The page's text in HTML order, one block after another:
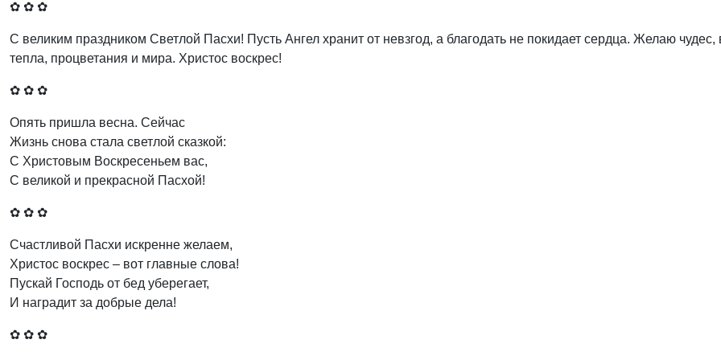
✿ ✿ ✿
С великим праздником Светлой Пасхи! Пусть Ангел хранит от невзгод, а благодать не покидает сердца. Желаю чудес,
тепла, процветания и мира. Христос воскрес!
✿ ✿ ✿
Опять пришла весна. Сейчас
Жизнь снова стала светлой сказкой:
С Христовым Воскресеньем вас,
С великой и прекрасной Пасхой!
✿ ✿ ✿
Счастливой Пасхи искренне желаем,
Христос воскрес – вот главные слова!
Пускай Господь от бед уберегает,
И наградит за добрые дела!
✿ ✿ ✿